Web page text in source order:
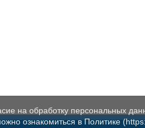
на обработку персональных
ознакомиться в Политике